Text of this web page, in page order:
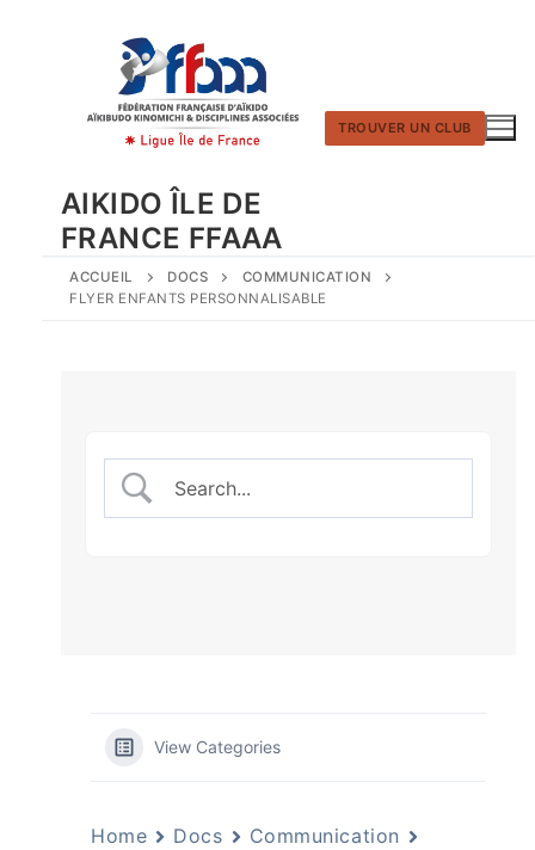
AIKIDO ÎLE DE
FRANCE FFAAA
TROUVER UN CLUB
ACCUEIL DOCS
COMMUNICATION
FLYER ENFANTS PERSONNALISABLE
View Categories
Home Docs
Communication